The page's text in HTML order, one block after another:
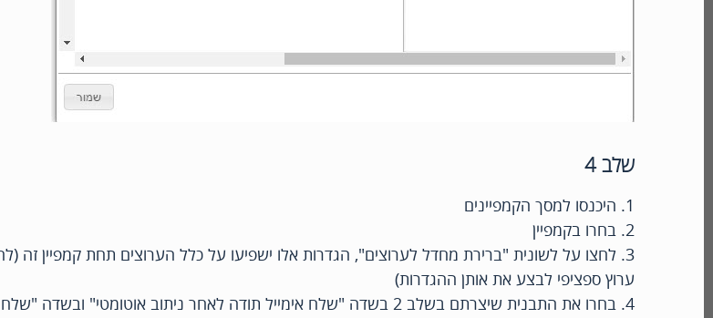
שלב 4
1. היכנסו למסך הקמפיינים
2. בחרו בקמפיין
3. לחצו על לשונית "ברירת מחדל לערוצים", הגדרות אלו ישפיעו על כלל הערוצים תחת קמפיין זה
ערוץ ספציפי לבצע את אותן ההגדרות)
4. בחרו את התבנית שיצרתם בשלב 2 בשדה "שלח אימייל תודה לאחר ניתוב אוטומטי"